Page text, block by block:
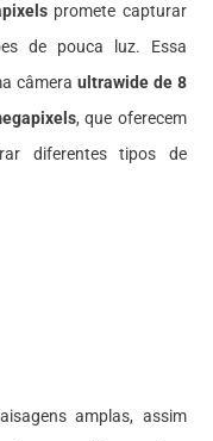
promete capturar
de pouca luz. Essa
câmera ultrawide de 8
, que oferecem
diferentes tipos de
amplas, assim